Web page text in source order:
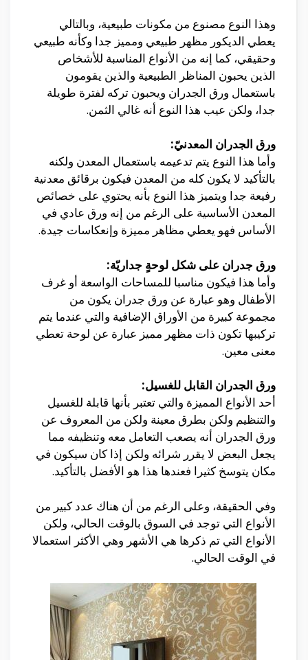
وهذا النوع مصنوع من مكونات طبيعية، وبالتالي
يعطي الديكور مظهر طبيعي ومميز جدا وكأنه طبيعي
وحقيقي، كما إنه من الأنواع المناسبة للأشخاص
الذين يحبون المناظر الطبيعية والذين يقومون
باستعمال ورق الجدران ويحبون تركه لفترة طويلة
جدا، ولكن عيب هذا النوع أنه غالي الثمن.
ورق الجدران المعدنيّ:
وأما هذا النوع يتم تدعيمه باستعمال المعدن ولكنه
بالتأكيد لا يكون كله من المعدن فيكون برقائق معدنية
رفيعة جدا ويتميز هذا النوع بأنه يحتوي على خصائص
المعدن الأساسية على الرغم من إنه ورق عادي في
الأساس فهو يعطي مظاهر مميزة وإنعكاسات جيدة.
ورق جدران على شكل لوحةٍ جداريّة:
وأما هذا فيكون مناسبا للمساحات الواسعة أو غرف
الأطفال وهو عبارة عن ورق جدران يكون من
مجموعة كبيرة من الأوراق الإضافية والتي عندما يتم
تركيبها تكون ذات مظهر مميز عبارة عن لوحة تعطي
معنى معين.
ورق الجدران القابل للغسيل:
أحد الأنواع المميزة والتي تعتبر بأنها قابلة للغسيل
والتنظيم ولكن بطرق معينة ولكن من المعروف عن
ورق الجدران أنه يصعب التعامل معه وتنظيفه مما
يجعل البعض لا يقرر شرائه ولكن إذا كان سيكون في
مكان يتوسخ كثيرا فعندها هذا هو الأفضل بالتأكيد.
وفي الحقيقة، وعلى الرغم من أن هناك عدد كبير من
الأنواع التي توجد في السوق بالوقت الحالي، ولكن
الأنواع التي تم ذكرها هي الأشهر وهي الأكثر استعمالا
في الوقت الحالي.